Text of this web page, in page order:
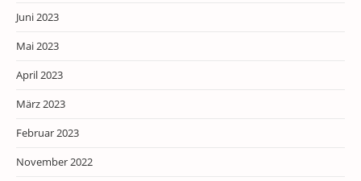
Juni 2023
Mai 2023
April 2023
März 2023
Februar 2023
November 2022